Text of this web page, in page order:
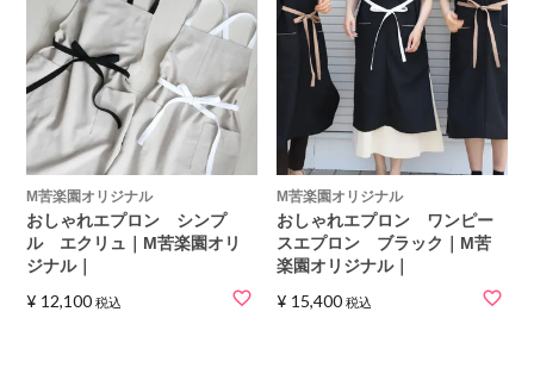
M苦楽園オリジナル
おしゃれエプロン シンプ
ル エクリュ｜M苦楽園オリ
ジナル｜
¥ 12,100 税込
M苦楽園オリジナル
おしゃれエプロン ワンピー
スエプロン ブラック｜M苦
楽園オリジナル｜
¥ 15,400 税込